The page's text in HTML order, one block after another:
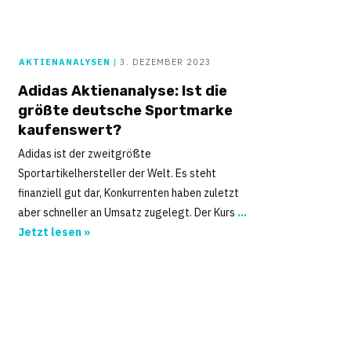
AKTIENANALYSEN | 3. DEZEMBER 2023
Adidas Aktienanalyse: Ist die
größte deutsche Sportmarke
kaufenswert?
Adidas ist der zweitgrößte
Sportartikelhersteller der Welt. Es steht
finanziell gut dar, Konkurrenten haben zuletzt
aber schneller an Umsatz zugelegt. Der Kurs ...
Jetzt lesen »